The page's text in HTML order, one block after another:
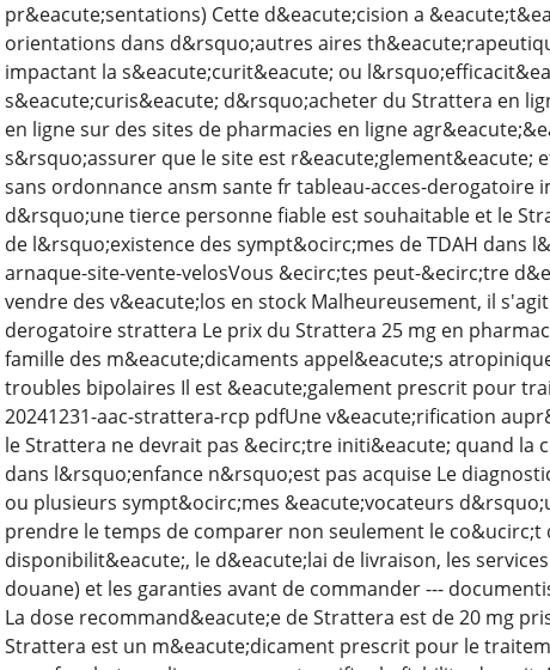
pr&eacute;sentations) Cette d&eacute;cision a
orientations dans d&rsquo;autres aires
impactant la s&eacute;curit&eacute; ou
s&eacute;curis&eacute; d&rsquo;acheter du Strattera en
en ligne sur des sites de pharmacies en ligne
s&rsquo;assurer que le site est r&eacute;glement&eacute;
sans ordonnance ansm sante fr tableau-acces-derogatoire
d&rsquo;une tierce personne fiable est souhaitable et le
de l&rsquo;existence des sympt&ocirc;mes de TDAH dans
arnaque-site-vente-velosVous &ecirc;tes peut-&ecirc;tre
vendre des v&eacute;los en stock Malheureusement, il
derogatoire strattera Le prix du Strattera 25 mg en
famille des m&eacute;dicaments appel&eacute;s
troubles bipolaires Il est &eacute;galement prescrit pour
20241231-aac-strattera-rcp pdfUne v&eacute;rification
le Strattera ne devrait pas &ecirc;tre initi&eacute; quand la
dans l&rsquo;enfance n&rsquo;est pas acquise Le
ou plusieurs sympt&ocirc;mes &eacute;vocateurs
prendre le temps de comparer non seulement le
disponibilit&eacute;, le d&eacute;lai de livraison, les
douane) et les garanties avant de commander ---
La dose recommand&eacute;e de Strattera est de 20 mg
Strattera est un m&eacute;dicament prescrit pour le